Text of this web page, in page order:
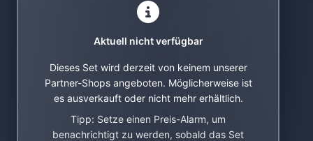
Aktuell nicht verfügbar
Dieses Set wird derzeit von keinem unserer
Partner-Shops angeboten. Möglicherweise ist
es ausverkauft oder nicht mehr erhältlich.
Tipp: Setze einen Preis-Alarm, um
benachrichtigt zu werden, sobald das Set